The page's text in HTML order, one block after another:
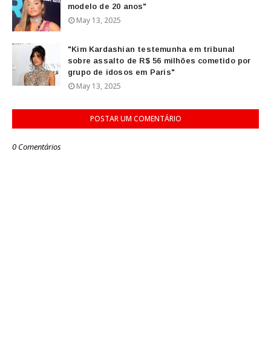
modelo de 20 anos"
May 13, 2025
"Kim Kardashian testemunha em tribunal
sobre assalto de R$ 56 milhões cometido por
grupo de idosos em Paris"
May 13, 2025
POSTAR UM COMENTÁRIO
0 Comentários